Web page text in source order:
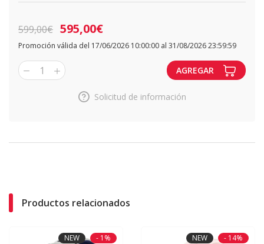
599,00€ 595,00€
Promoción válida del 17/06/2026 10:00:00 al 31/08/2026 23:59:59
1 AGREGAR
Solicitud de información
Productos relacionados
NEW - 1% NEW - 14%